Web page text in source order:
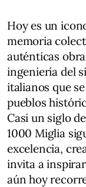
Hoy es un
memoria
auténticas
ingeniería del
italianos que
pueblos
Casi un siglo
1000 Miglia
excelencia,
invita a
aún hoy